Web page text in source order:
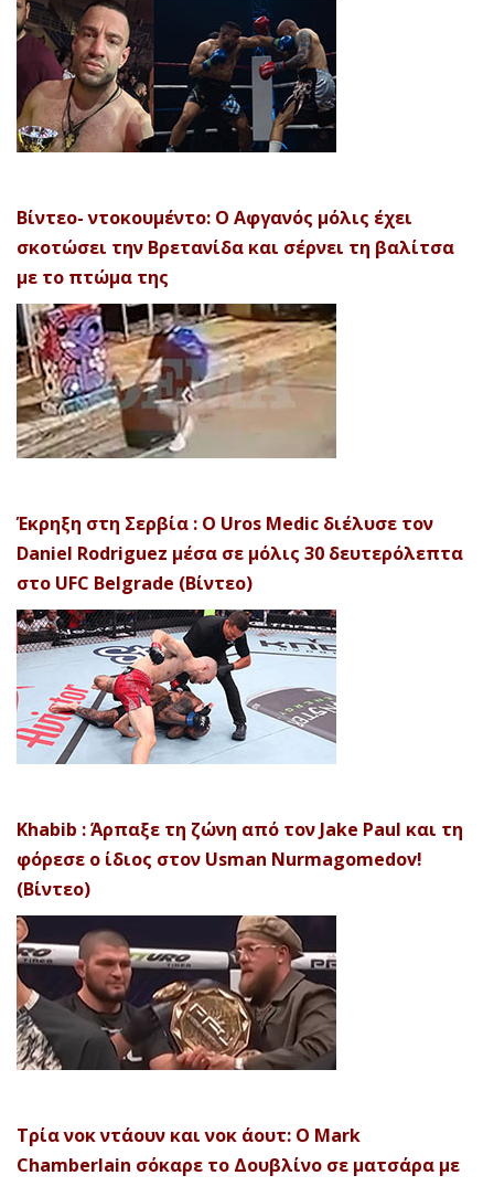
Βίντεο- ντοκουμέντο: Ο Αφγανός μόλις έχει
σκοτώσει την Βρετανίδα και σέρνει τη βαλίτσα
με το πτώμα της
Έκρηξη στη Σερβία : Ο Uros Medic διέλυσε τον
Daniel Rodriguez μέσα σε μόλις 30 δευτερόλεπτα
στο UFC Belgrade (Βίντεο)
Khabib : Άρπαξε τη ζώνη από τον Jake Paul και τη
φόρεσε ο ίδιος στον Usman Nurmagomedov!
(Βίντεο)
Τρία νοκ ντάουν και νοκ άουτ: Ο Mark
Chamberlain σόκαρε το Δουβλίνο σε ματσάρα με